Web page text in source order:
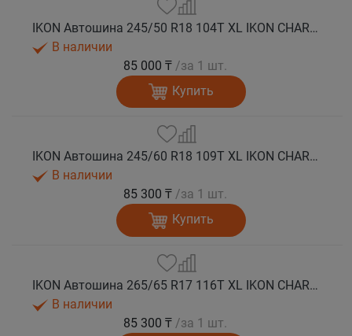
IKON Автошина 245/50 R18 104T XL IKON CHARACTER ICE 8 SUV шип.
В наличии
85 000 ₸ /за 1 шт.
Купить
IKON Автошина 245/60 R18 109T XL IKON CHARACTER ICE 8 SUV шип.
В наличии
85 300 ₸ /за 1 шт.
Купить
IKON Автошина 265/65 R17 116T XL IKON CHARACTER ICE 8 SUV шип.
В наличии
85 300 ₸ /за 1 шт.